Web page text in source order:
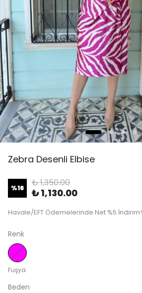
Zebra Desenli Elbise
%16 ₺ 1,350.00
₺ 1,130.00
Havale/EFT Ödemelerinde Net %5 İndirim!
Renk
Fuşya
Beden